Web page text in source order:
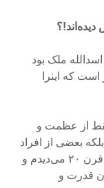
ملک بود
که اینرا
از عظمت و
بعضی از افراد
دیگر نیز همانند من بودند؛ صرفاً جهانِ موسیقی را جهان موسیقی از قرن ۱۷ تا قرن ۲۰ می‌دیدم و
قدرت و